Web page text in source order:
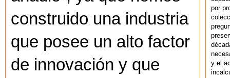
construido una industria
que posee un alto factor
de innovación y que
por
y el